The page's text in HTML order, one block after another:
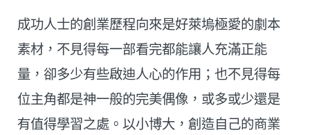
成功人士的創業歷程向來是好萊塢極愛的劇本
素材，不見得每一部看完都能讓人充滿正能
量，卻多少有些啟迪人心的作用；也不見得每
位主角都是神一般的完美偶像，或多或少還是
有值得學習之處。以小博大，創造自己的商業